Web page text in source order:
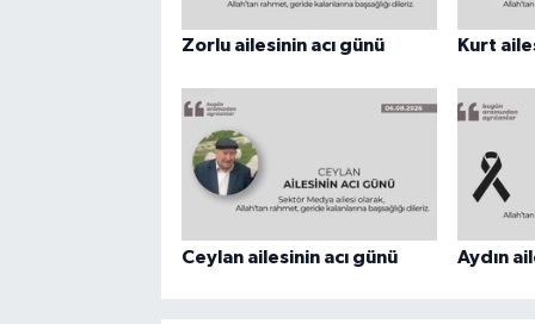
Zorlu ailesinin acı günü Kurt
Ceylan ailesinin acı günü Aydın